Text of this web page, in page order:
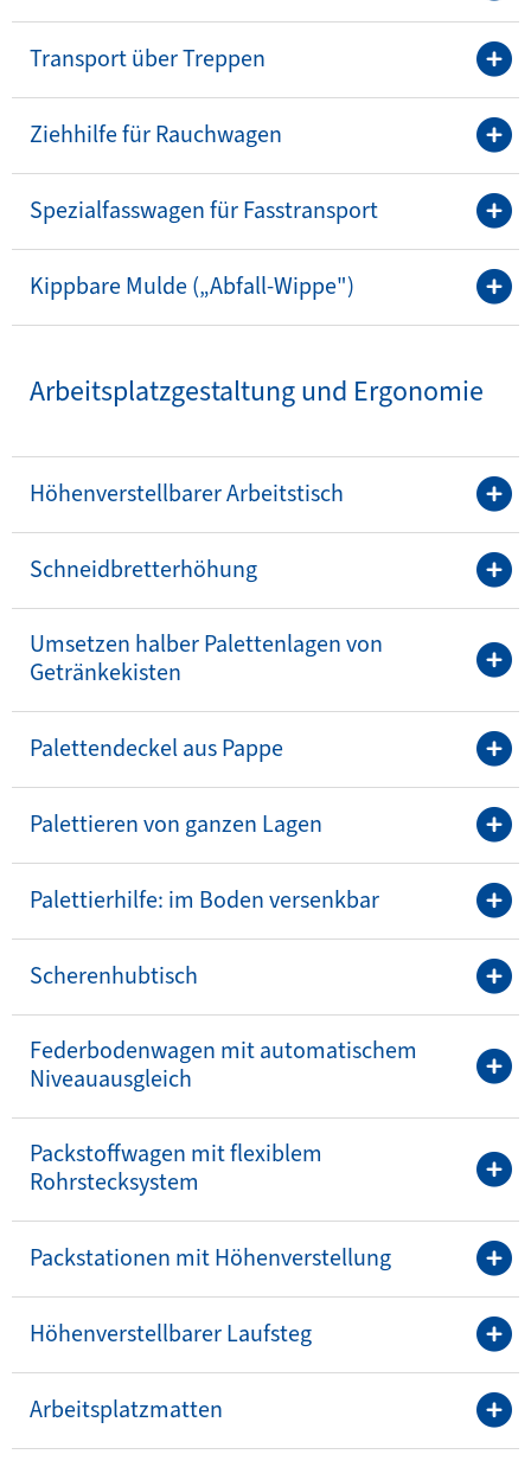
Transport über Treppen
Ziehhilfe für Rauchwagen
Spezialfasswagen für Fasstransport
Kippbare Mulde („Abfall-Wippe")
Arbeitsplatzgestaltung und Ergonomie
Höhenverstellbarer Arbeitstisch
Schneidbretterhöhung
Umsetzen halber Palettenlagen von
Getränkekisten
Palettendeckel aus Pappe
Palettieren von ganzen Lagen
Palettierhilfe: im Boden versenkbar
Scherenhubtisch
Federbodenwagen mit automatischem
Niveauausgleich
Packstoffwagen mit flexiblem
Rohrstecksystem
Packstationen mit Höhenverstellung
Höhenverstellbarer Laufsteg
Arbeitsplatzmatten